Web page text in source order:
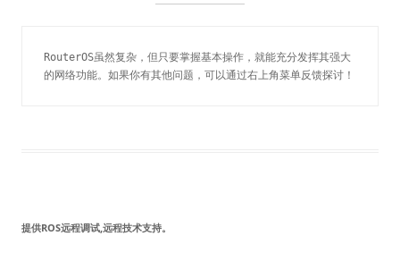
RouterOS虽然复杂，但只要掌握基本操作，就能充分发挥其强大
的网络功能。如果你有其他问题，可以通过右上角菜单反馈探讨！
提供ROS远程调试,远程技术支持。